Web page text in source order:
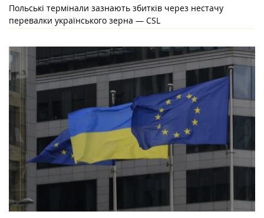
Польські термінали зазнають збитків через нестачу
перевалки українського зерна — CSL